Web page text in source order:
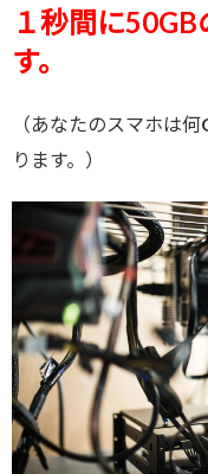
１秒間に
す。
（あなたのスマホは
ります。）